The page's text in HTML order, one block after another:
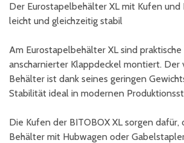
Der Eurostapelbehälter XL mit Kufen und
leicht und gleichzeitig stabil
Am Eurostapelbehälter XL sind
anscharnierter Klappdeckel montiert. Der
Behälter ist dank seines geringen
Stabilität ideal in modernen
Die Kufen der BITOBOX XL sorgen dafür,
Behälter mit Hubwagen oder